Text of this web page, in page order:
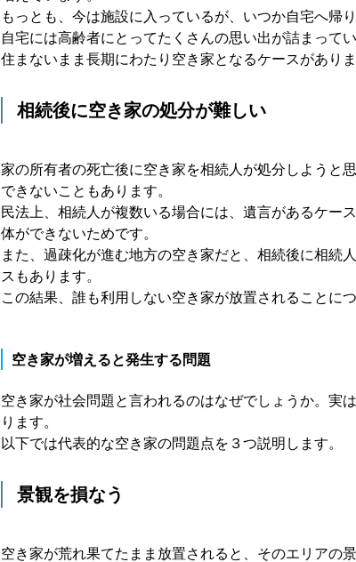
もっとも、今は施設に入っているが、いつか自宅へ帰
自宅には高齢者にとってたくさんの思い出が詰まって
住まないまま長期にわたり空き家となるケースがありま
相続後に空き家の処分が難しい
家の所有者の死亡後に空き家を相続人が処分しようと
できないこともあります。
民法上、相続人が複数いる場合には、遺言があるケー
体ができないためです。
また、過疎化が進む地方の空き家だと、相続後に相続
スもあります。
この結果、誰も利用しない空き家が放置されることにつ
空き家が増えると発生する問題
空き家が社会問題と言われるのはなぜでしょうか。実
ります。
以下では代表的な空き家の問題点を３つ説明します。
景観を損なう
空き家が荒れ果てたまま放置されると、そのエリアの